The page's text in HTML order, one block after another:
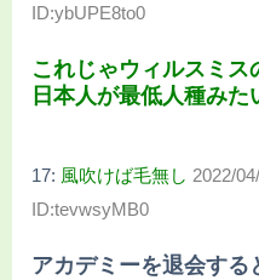
ID:ybUPE8to0
これじゃウィルスミ
日本人が最低人種み
17: 風吹けば毛無し 2022/
ID:tevwsyMB0
アカデミーを退会する